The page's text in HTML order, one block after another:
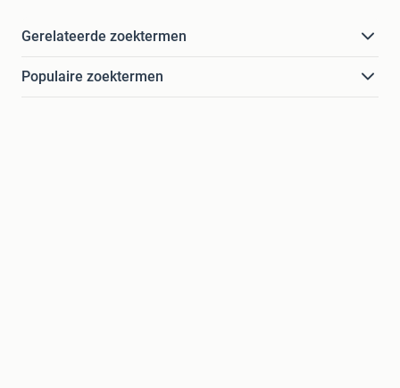
Gerelateerde zoektermen
Populaire zoektermen